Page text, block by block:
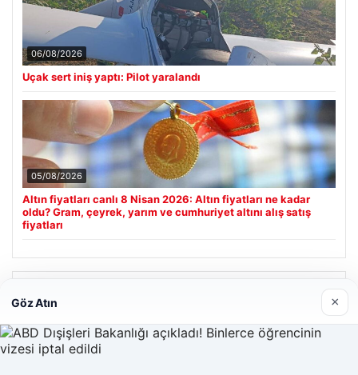
06/08/2026
Uçak sert iniş yaptı: Pilot yaralandı
05/08/2026
Altın fiyatları canlı 8 Nisan 2026: Altın fiyatları ne kadar
oldu? Gram, çeyrek, yarım ve cumhuriyet altını alış satış
fiyatları
Göz Atın ×